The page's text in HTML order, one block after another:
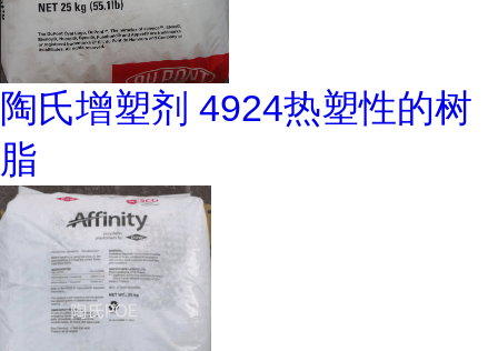
陶氏增塑剂 4924热塑性的树
脂